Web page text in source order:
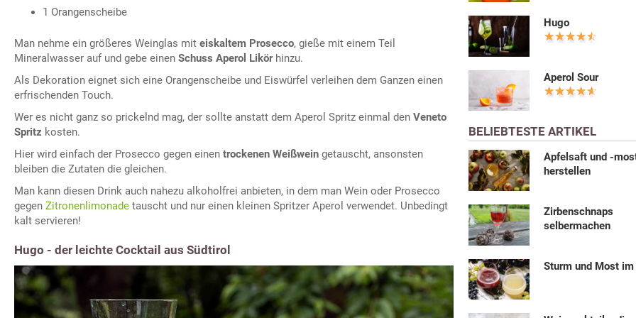
1 Orangenscheibe
Man nehme ein größeres Weinglas mit eiskaltem Prosecco, gieße mit einem Teil
Mineralwasser auf und gebe einen Schuss Aperol Likörhinzu.
Als Dekoration eignet sich eine Orangenscheibe und Eiswürfel verleihen dem Ganzen einen
erfrischenden Touch.
Wer es nicht ganz so prickelnd mag, der sollte anstatt dem Aperol Spritz einmal den Veneto
Spritz kosten.
Hier wird einfach der Prosecco gegen einen trockenen Weißwein getauscht, ansonsten
bleiben die Zutaten die gleichen.
Man kann diesen Drink auch nahezu alkoholfrei anbieten, in dem man Wein oder Prosecco
gegen Zitronenlimonade tauscht und nur einen kleinen Spritzer Aperol verwendet. Unbedingt
kalt servieren!
Hugo - der leichte Cocktail aus Südtirol
Hugo
Aperol Sour
BELIEBTESTE ARTIKEL
Apfelsaft und -
herstellen
Zirbenschnaps
selbermachen
Sturm und Most im